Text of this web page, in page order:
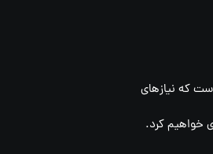
که نیازهای
خواهیم کرد.